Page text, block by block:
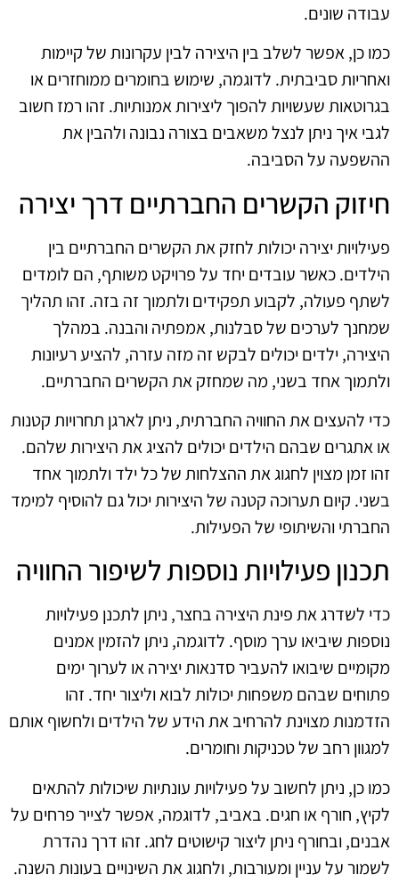
עבודה שונים.
כמו כן, אפשר לשלב בין היצירה לבין עקרונות של קיימות
ואחריות סביבתית. לדוגמה, שימוש בחומרים ממוחזרים או
בגרוטאות שעשויות להפוך ליצירות אמנותיות. זהו רמז חשוב
לגבי איך ניתן לנצל משאבים בצורה נבונה ולהבין את
ההשפעה על הסביבה.
חיזוק הקשרים החברתיים דרך יצירה
פעילויות יצירה יכולות לחזק את הקשרים החברתיים בין
הילדים. כאשר עובדים יחד על פרויקט משותף, הם לומדים
לשתף פעולה, לקבוע תפקידים ולתמוך זה בזה. זהו תהליך
שמחנך לערכים של סבלנות, אמפתיה והבנה. במהלך
היצירה, ילדים יכולים לבקש זה מזה עזרה, להציע רעיונות
ולתמוך אחד בשני, מה שמחזק את הקשרים החברתיים.
כדי להעצים את החוויה החברתית, ניתן לארגן תחרויות קטנות
או אתגרים שבהם הילדים יכולים להציג את היצירות שלהם.
זהו זמן מצוין לחגוג את ההצלחות של כל ילד ולתמוך אחד
בשני. קיום תערוכה קטנה של היצירות יכול גם להוסיף למימד
החברתי והשיתופי של הפעילות.
תכנון פעילויות נוספות לשיפור החוויה
כדי לשדרג את פינת היצירה בחצר, ניתן לתכנן פעילויות
נוספות שיביאו ערך מוסף. לדוגמה, ניתן להזמין אמנים
מקומיים שיבואו להעביר סדנאות יצירה או לערוך ימים
פתוחים שבהם משפחות יכולות לבוא וליצור יחד. זהו
הזדמנות מצוינת להרחיב את הידע של הילדים ולחשוף אותם
למגוון רחב של טכניקות וחומרים.
כמו כן, ניתן לחשוב על פעילויות עונתיות שיכולות להתאים
לקיץ, חורף או חגים. באביב, לדוגמה, אפשר לצייר פרחים על
אבנים, ובחורף ניתן ליצור קישוטים לחג. זהו דרך נהדרת
לשמור על עניין ומעורבות, ולחגוג את השינויים בעונות השנה.